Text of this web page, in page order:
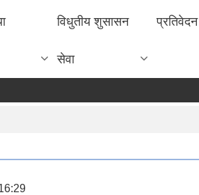
विधुतीय शुसासन
सेवा
प्रतिवेदन